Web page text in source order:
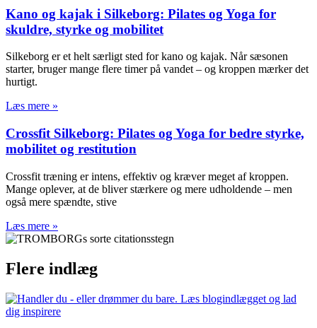
Kano og kajak i Silkeborg: Pilates og Yoga for
skuldre, styrke og mobilitet
Silkeborg er et helt særligt sted for kano og kajak. Når sæsonen
starter, bruger mange flere timer på vandet – og kroppen mærker det
hurtigt.
Læs mere »
Crossfit Silkeborg: Pilates og Yoga for bedre styrke,
mobilitet og restitution
Crossfit træning er intens, effektiv og kræver meget af kroppen.
Mange oplever, at de bliver stærkere og mere udholdende – men
også mere spændte, stive
Læs mere »
Flere indlæg